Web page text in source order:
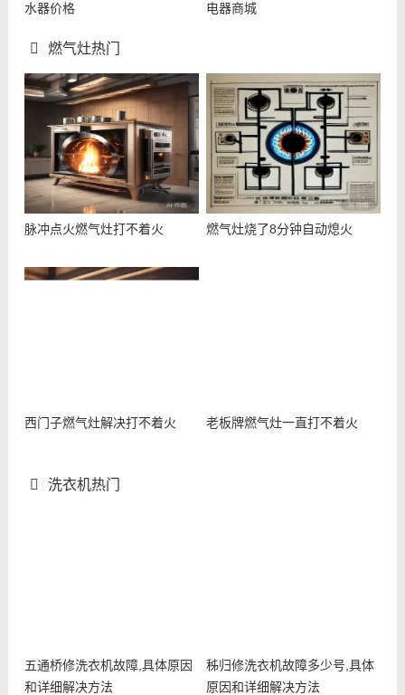
水器价格
电器商城
燃气灶热门
脉冲点火燃气灶打不着火 燃气灶烧了8分钟自动熄火
西门子燃气灶解决打不着火 老板牌燃气灶一直打不着火
洗衣机热门
五通桥修洗衣机故障,具体原因
和详细解决方法
秭归修洗衣机故障多少号,具体
原因和详细解决方法